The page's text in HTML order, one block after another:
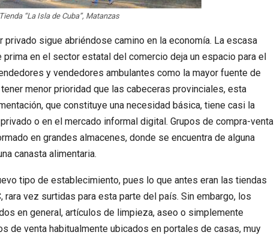
Tienda “La Isla de Cuba”, Matanzas
privado sigue abriéndose camino en la economía. La escasa
en el sector estatal del comercio deja un espacio para el
y vendedores ambulantes como la mayor fuente de
menor prioridad que las cabeceras provinciales, esta
que constituye una necesidad básica, tiene casi la
o en el mercado informal digital. Grupos de compra-venta
en grandes almacenes, donde se encuentra de alguna
canasta alimentaria.
tipo de establecimiento, pues lo que antes eran las tiendas
rara vez surtidas para esta parte del país. Sin embargo, los
en general, artículos de limpieza, aseo o simplemente
de venta habitualmente ubicados en portales de casas, muy